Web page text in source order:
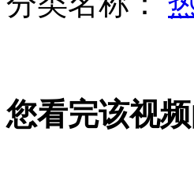
工厂排废物致河渠一夜变"
您看完该视